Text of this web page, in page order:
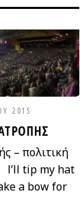
2015
– πολιτική
I’ll tip my hat
a bow for